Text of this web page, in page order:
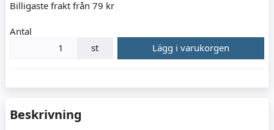
Billigaste frakt från 79 kr
Antal
st
Lägg i varukorgen
Beskrivning